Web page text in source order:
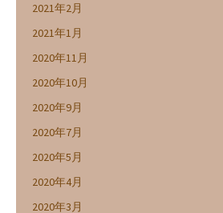
2021年2月
2021年1月
2020年11月
2020年10月
2020年9月
2020年7月
2020年5月
2020年4月
2020年3月